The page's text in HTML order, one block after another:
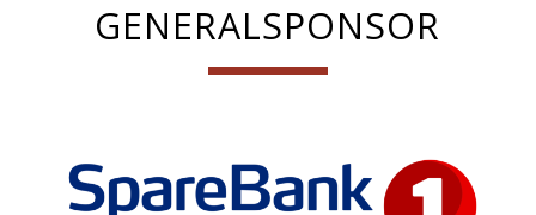
GENERALSPONSOR